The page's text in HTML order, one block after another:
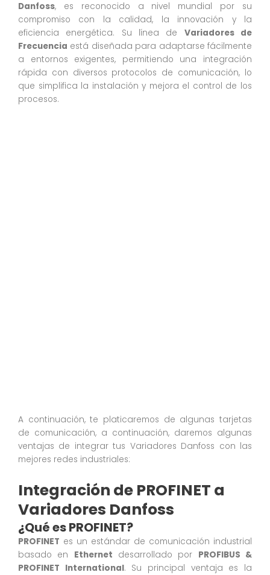
Danfoss, es reconocido a nivel mundial por su
compromiso con la calidad, la innovación y la
eficiencia energética. Su línea de Variadores de
Frecuencia está diseñada para adaptarse fácilmente
a entornos exigentes, permitiendo una integración
rápida con diversos protocolos de comunicación, lo
que simplifica la instalación y mejora el control de los
procesos.
A continuación, te platicaremos de algunas tarjetas
de comunicación, a continuación, daremos algunas
ventajas de integrar tus Variadores Danfoss con las
mejores redes industriales:
Integración de PROFINET a
Variadores Danfoss
¿Qué es PROFINET?
PROFINET es un estándar de comunicación industrial
basado en Ethernet desarrollado por PROFIBUS &
PROFINET International. Su principal ventaja es la